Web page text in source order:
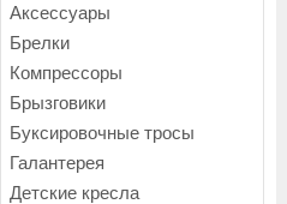
Аксессуары
Брелки
Компрессоры
Брызговики
Буксировочные тросы
Галантерея
Детские кресла